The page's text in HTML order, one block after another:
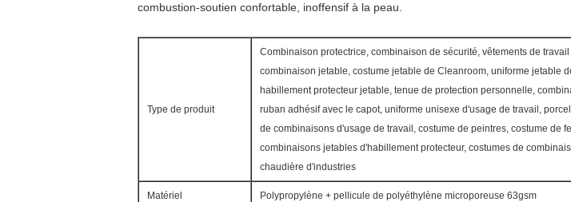
combustion-soutien confortable, inoffensif à la peau.
Type de produit
Combinaison protectrice, combinaison de sécurité, vêtements de
combinaison jetable, costume jetable de Cleanroom, uniforme jetable
habillement protecteur jetable, tenue de protection personnelle,
ruban adhésif avec le capot, uniforme unisexe d'usage de travail,
de combinaisons d'usage de travail, costume de peintres, costume de
combinaisons jetables d'habillement protecteur, costumes de
chaudière d'industries
Matériel Polypropylène + pellicule de polyéthylène microporeuse 63gsm